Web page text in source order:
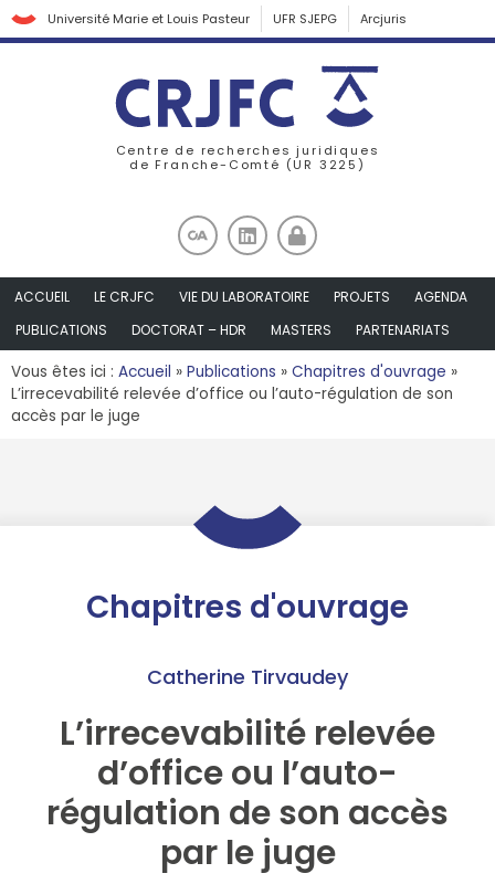
Université Marie et Louis Pasteur UFR SJEPG Arcjuris
Centre de recherches juridiques
de Franche-Comté (UR 3225)
ACCUEIL LE CRJFC VIE DU LABORATOIRE PROJETS
AGENDA
PUBLICATIONS
DOCTORAT – HDR MASTERS PARTENARIATS
Vous êtes ici : Accueil » Publications » Chapitres d'ouvrage »
L’irrecevabilité relevée d’office ou l’auto-régulation de son
accès par le juge
Chapitres d'ouvrage
Catherine Tirvaudey
L’irrecevabilité relevée
d’office ou l’auto-
régulation de son accès
par le juge